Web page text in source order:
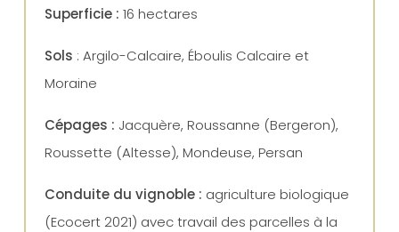
Superficie : 16 hectares
Sols : Argilo-Calcaire, Éboulis Calcaire et
Moraine
Cépages : Jacquère, Roussanne (Bergeron),
Roussette (Altesse), Mondeuse, Persan
Conduite du vignoble : agriculture biologique
(Ecocert 2021) avec travail des parcelles à la